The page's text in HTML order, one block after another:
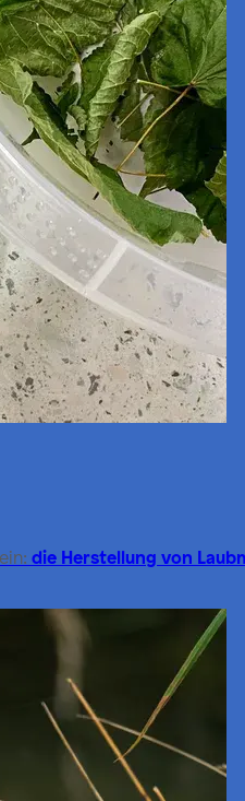
die Herstellung von